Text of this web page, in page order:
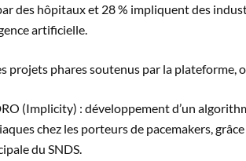
des hôpitaux et 28 % impliquent des
artificielle.
projets phares soutenus par la plateforme,
(Implicity) : développement d’un
chez les porteurs de pacemakers,
du SNDS.